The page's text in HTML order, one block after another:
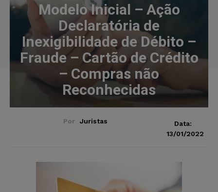
Modelo Inicial – Ação
Declaratória de
Inexigibilidade de Débito –
Fraude – Cartão de Crédito
– Compras não
Reconhecidas
Por Juristas
Data:
13/01/2022